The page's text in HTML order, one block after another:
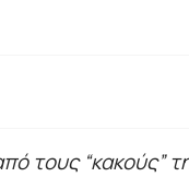
τους “κακούς”